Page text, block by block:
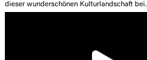
dieser wunderschönen Kulturlandschaft bei.